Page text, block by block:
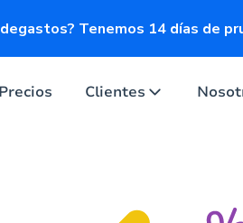
Tenemos 14 días de
Precios Clientes